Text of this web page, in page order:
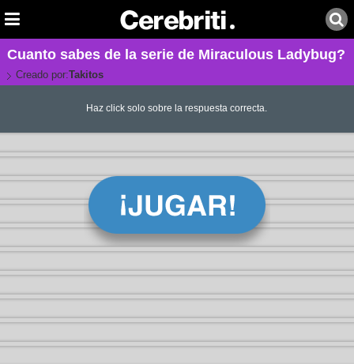
Cuanto sabes de la serie de Miraculous Ladybug?
Creado por:Takitos
Haz click solo sobre la respuesta correcta.